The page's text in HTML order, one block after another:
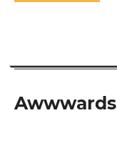
Awwwards